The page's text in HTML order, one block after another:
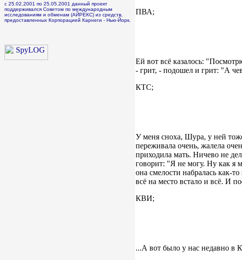
с 25.02.2001 по 25.05.2001 данный проект
поддерживался Советом по международным
исследованиям и обменам (АЙРЕКС) из средств,
предоставленных Корпорацией Карнеги - Нью-Йорк.
ПВА;
Ей вот всё казалось:
- грит, - подошел и грит: "А
КТС;
У меня сноха, Шура, у ней
переживала очень, жалела
приходила мать. Ничево не
говорит: "Я не могу. Ну как я
она смелости набралась как-
всё на место встало и всё. И
КВИ;
...А вот было у нас недавно в